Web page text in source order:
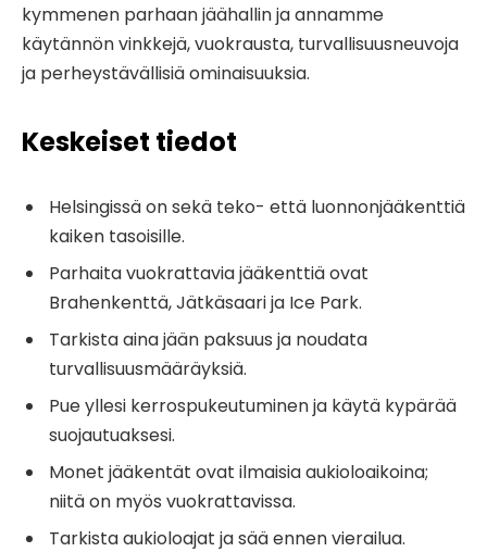
kymmenen parhaan jäähallin ja annamme
käytännön vinkkejä, vuokrausta, turvallisuusneuvoja
ja perheystävällisiä ominaisuuksia.
Keskeiset tiedot
Helsingissä on sekä teko- että luonnonjääkenttiä
kaiken tasoisille.
Parhaita vuokrattavia jääkenttiä ovat
Brahenkenttä, Jätkäsaari ja Ice Park.
Tarkista aina jään paksuus ja noudata
turvallisuusmääräyksiä.
Pue yllesi kerrospukeutuminen ja käytä kypärää
suojautuaksesi.
Monet jääkentät ovat ilmaisia ​​aukioloaikoina;
niitä on myös vuokrattavissa.
Tarkista aukioloajat ja sää ennen vierailua.